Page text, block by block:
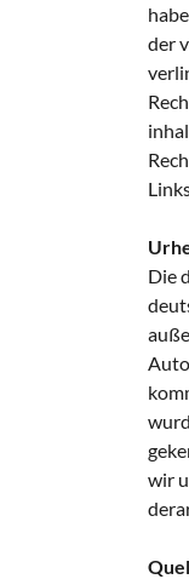
der
Die
wir